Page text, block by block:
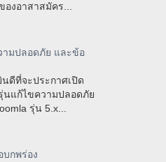
งอาสาสมัคร...
ามปลอดภัย และข้อ
ดีที่จะประกาศเปิด
นแก้ไขความปลอดภัย
รุ่น 5.x...
บกพร่อง